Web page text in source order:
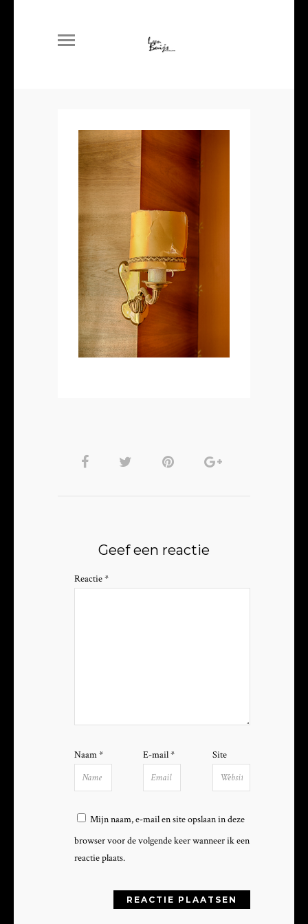
Geef een reactie
Reactie*
Naam* E-mail* Site
Mijn naam, e-mail en site opslaan in deze
browser voor de volgende keer wanneer ik een
reactie plaats.